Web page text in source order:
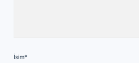
İsim*